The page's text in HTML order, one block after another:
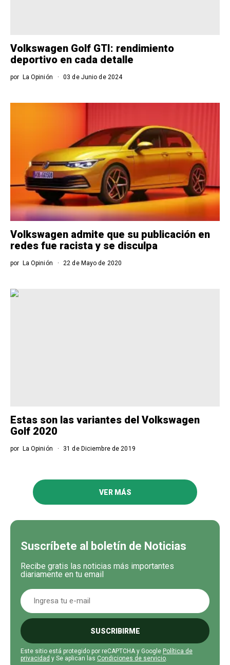
Volkswagen Golf GTI: rendimiento
deportivo en cada detalle
por La Opinión 03 de Junio de 2024
Volkswagen admite que su publicación en
redes fue racista y se disculpa
por La Opinión 22 de Mayo de 2020
Estas son las variantes del Volkswagen
Golf 2020
por La Opinión 31 de Diciembre de 2019
VER MÁS
Suscríbete al boletín de Noticias
Recibe gratis las noticias más importantes
diariamente en tu email
SUSCRIBIRME
Este sitio está protegido por reCAPTCHA y Google Política de
privacidad y Se aplican las Condiciones de servicio.